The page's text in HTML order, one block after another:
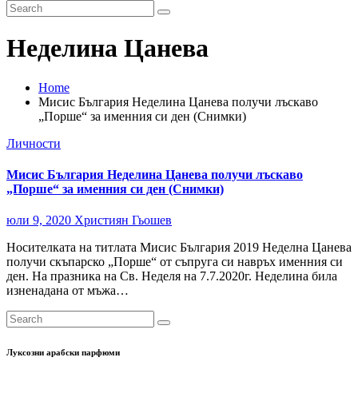
Неделина Цанева
Home
Мисис България Неделина Цанева получи лъскаво
„Порше“ за именния си ден (Снимки)
Личности
Мисис България Неделина Цанева получи лъскаво
„Порше“ за именния си ден (Снимки)
юли 9, 2020 Християн Гьошев
Носителката на титлата Мисис България 2019 Неделна Цанева
получи скъпарско „Порше“ от съпруга си навръх именния си
ден. На празника на Св. Неделя на 7.7.2020г. Неделина била
изненадана от мъжа…
Луксозни арабски парфюми